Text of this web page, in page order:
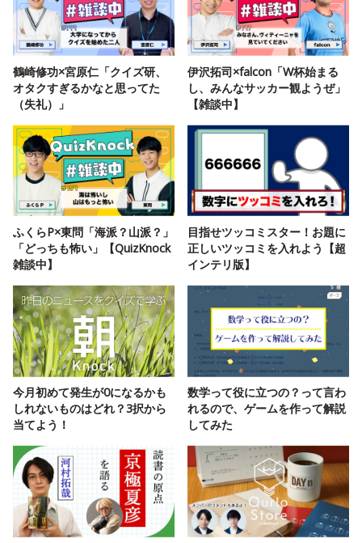
鶴崎修功×宮原仁「クイズ研、
オタクすぎるかなと思ってた
（失礼）」
伊沢拓司×falcon「W杯始まる
し、みんなサッカー観ようぜ」
【雑談中】
ふくらP×東問「海派？山派？」
「どっちも怖い」【QuizKnock
雑談中】
目指せツッコミスター！お題に
正しいツッコミを入れよう【超
インテリ版】
今月初めて発生が0になるかも
しれないものはどれ？3択から
当てよう！
数学って役に立つの？って言わ
れるので、ゲームを作って解説
してみた